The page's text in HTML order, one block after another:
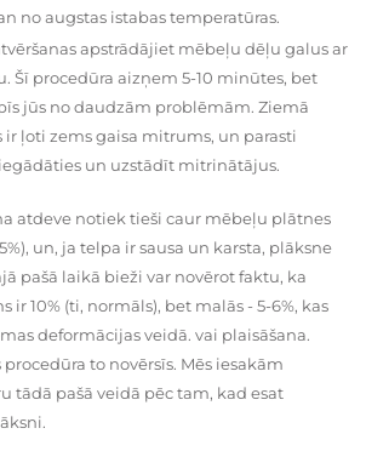
no augstas istabas temperatūras.
apstrādājiet mēbeļu dēļu galus ar
Šī procedūra aizņem 5-10 minūtes, bet
jūs no daudzām problēmām. Ziemā
ļoti zems gaisa mitrums, un parasti
un uzstādīt mitrinātājus.
atdeve notiek tieši caur mēbeļu plātnes
un, ja telpa ir sausa un karsta, plāksne
pašā laikā bieži var novērot faktu, ka
10% (ti, normāls), bet malās - 5-6%, kas
deformācijas veidā. vai plaisāšana.
to novērsīs. Mēs iesakām
tādā pašā veidā pēc tam, kad esat